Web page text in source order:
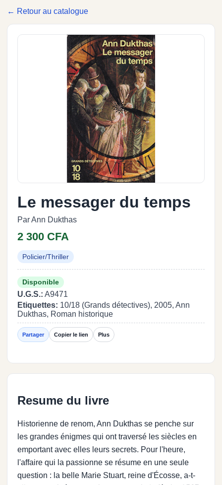
← Retour au catalogue
Le messager du temps
Par Ann Dukthas
2 300 CFA
Policier/Thriller
Disponible
U.G.S.: A9471
Etiquettes: 10/18 (Grands détectives), 2005, Ann
Dukthas, Roman historique
Partager Copier le lien Plus
Resume du livre
Historienne de renom, Ann Dukthas se penche sur
les grandes énigmes qui ont traversé les siècles en
emportant avec elles leurs secrets. Pour l'heure,
l'affaire qui la passionne se résume en une seule
question : la belle Marie Stuart, reine d'Écosse, a-t-